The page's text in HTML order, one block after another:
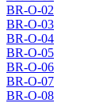
BR-O-02
BR-O-03
BR-O-04
BR-O-05
BR-O-06
BR-O-07
BR-O-08